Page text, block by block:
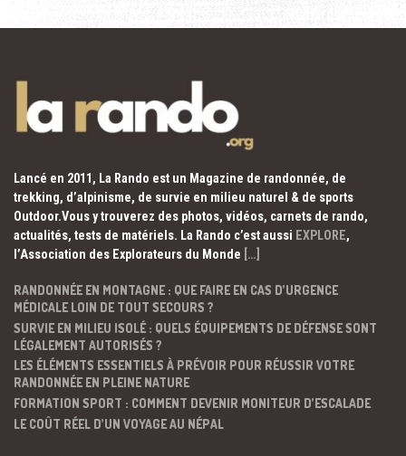
Lancé en 2011, La Rando est un Magazine de randonnée, de
trekking, d’alpinisme, de survie en milieu naturel & de sports
Outdoor.Vous y trouverez des photos, vidéos, carnets de rando,
actualités, tests de matériels. La Rando c’est aussi EXPLORE,
l’Association des Explorateurs du Monde […]
RANDONNÉE EN MONTAGNE : QUE FAIRE EN CAS D’URGENCE
MÉDICALE LOIN DE TOUT SECOURS ?
SURVIE EN MILIEU ISOLÉ : QUELS ÉQUIPEMENTS DE DÉFENSE SONT
LÉGALEMENT AUTORISÉS ?
LES ÉLÉMENTS ESSENTIELS À PRÉVOIR POUR RÉUSSIR VOTRE
RANDONNÉE EN PLEINE NATURE
FORMATION SPORT : COMMENT DEVENIR MONITEUR D’ESCALADE
LE COÛT RÉEL D’UN VOYAGE AU NÉPAL